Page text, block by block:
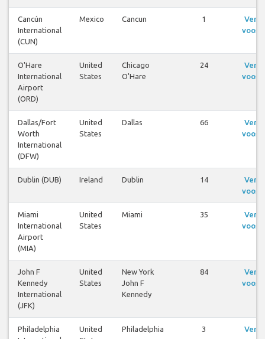
Cancún
International
(CUN)
Mexico Cancun 1
Ver
voos
O'Hare
International
Airport
(ORD)
United
States
Chicago
O'Hare
24
Ver
voos
Dallas/Fort
Worth
International
(DFW)
United
States
Dallas 66
Ver
voos
Dublin (DUB) Ireland Dublin 14
Ver
voos
Miami
International
Airport
(MIA)
United
States
Miami 35
Ver
voos
John F
Kennedy
International
(JFK)
United
States
New York
John F
Kennedy
84
Ver
voos
Philadelphia
United
Philadelphia 3
Ver